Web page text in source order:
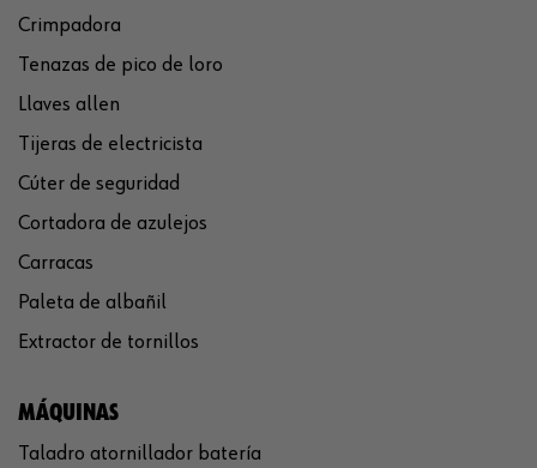
Crimpadora
Tenazas de pico de loro
Llaves allen
Tijeras de electricista
Cúter de seguridad
Cortadora de azulejos
Carracas
Paleta de albañil
Extractor de tornillos
MÁQUINAS
Taladro atornillador batería